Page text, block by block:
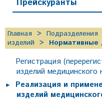
Прейскуранты
Главная Подразделения
изделий
Нормативные
Регистрация
изделий медицинского
Реализация и
изделий